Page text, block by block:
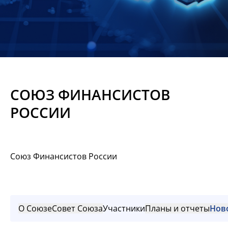
Контакты
Материалы
СОЮЗ ФИНАНСИСТОВ
РОССИИ
Союз Финансистов России
О СоюзеСовет СоюзаУчастникиПланы и отчеты